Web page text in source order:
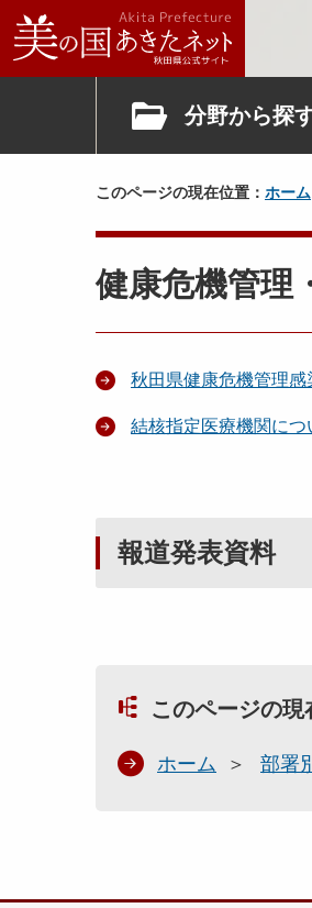
分野から探
このページの現在位置： ホーム
健康危機管理
秋田県健康危機管理
結核指定医療機関につ
報道発表資料
このページの現
ホーム 部署